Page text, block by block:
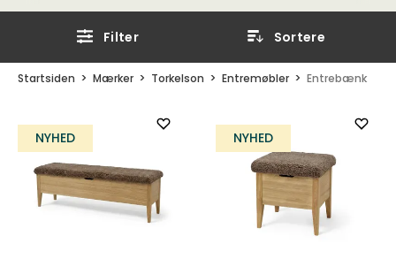
Filter Sortere
Startsiden Mærker Torkelson Entremøbler Entrebænk
NYHED NYHED